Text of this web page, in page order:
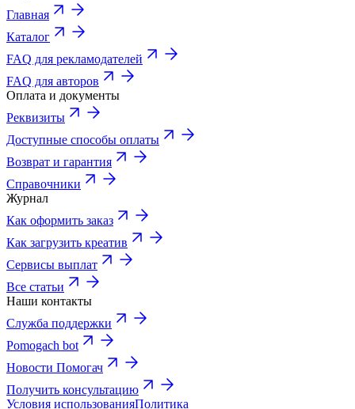
Главная
Каталог
FAQ для рекламодателей
FAQ для авторов
Оплата и документы
Реквизиты
Доступные способы оплаты
Возврат и гарантия
Справочники
Журнал
Как оформить заказ
Как загрузить креатив
Сервисы выплат
Все статьи
Наши контакты
Служба поддержки
Pomogach bot
Новости Помогач
Получить консультацию
Условия использованияПолитика